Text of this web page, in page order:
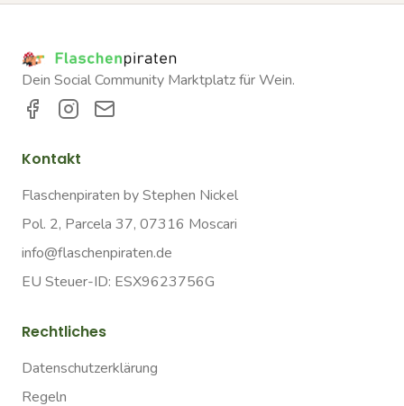
Dein Social Community Marktplatz für Wein.
Kontakt
Flaschenpiraten by Stephen Nickel
Pol. 2, Parcela 37, 07316 Moscari
info@flaschenpiraten.de
EU Steuer-ID: ESX9623756G
Rechtliches
Datenschutzerklärung
Regeln